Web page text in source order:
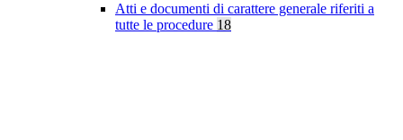
Atti e documenti di carattere generale riferiti a
tutte le procedure 18